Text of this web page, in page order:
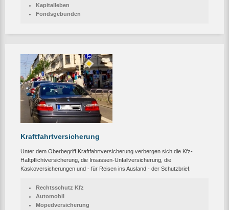
Kapitalleben
Fondsgebunden
Kraftfahrtversicherung
Unter dem Oberbegriff Kraftfahrtversicherung verbergen sich die Kfz-
Haftpflichtversicherung, die Insassen-Unfallversicherung, die
Kaskoversicherungen und - für Reisen ins Ausland - der Schutzbrief.
Rechtsschutz Kfz
Automobil
Mopedversicherung